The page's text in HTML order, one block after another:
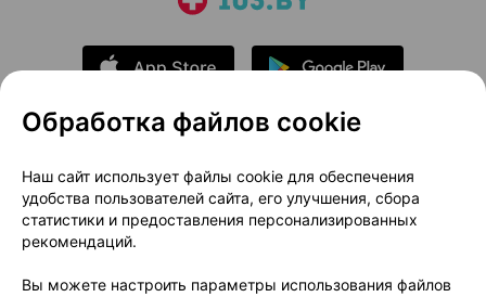
О проекте
Новости проекта
Размещение рекламы
Медицинский маркетинг
Публичный договор
Доставка
Обработка файлов cookie
Наш сайт использует файлы cookie для обеспечения
удобства пользователей сайта, его улучшения, сбора
статистики и предоставления персонализированных
рекомендаций.
Вы можете настроить параметры использования файлов